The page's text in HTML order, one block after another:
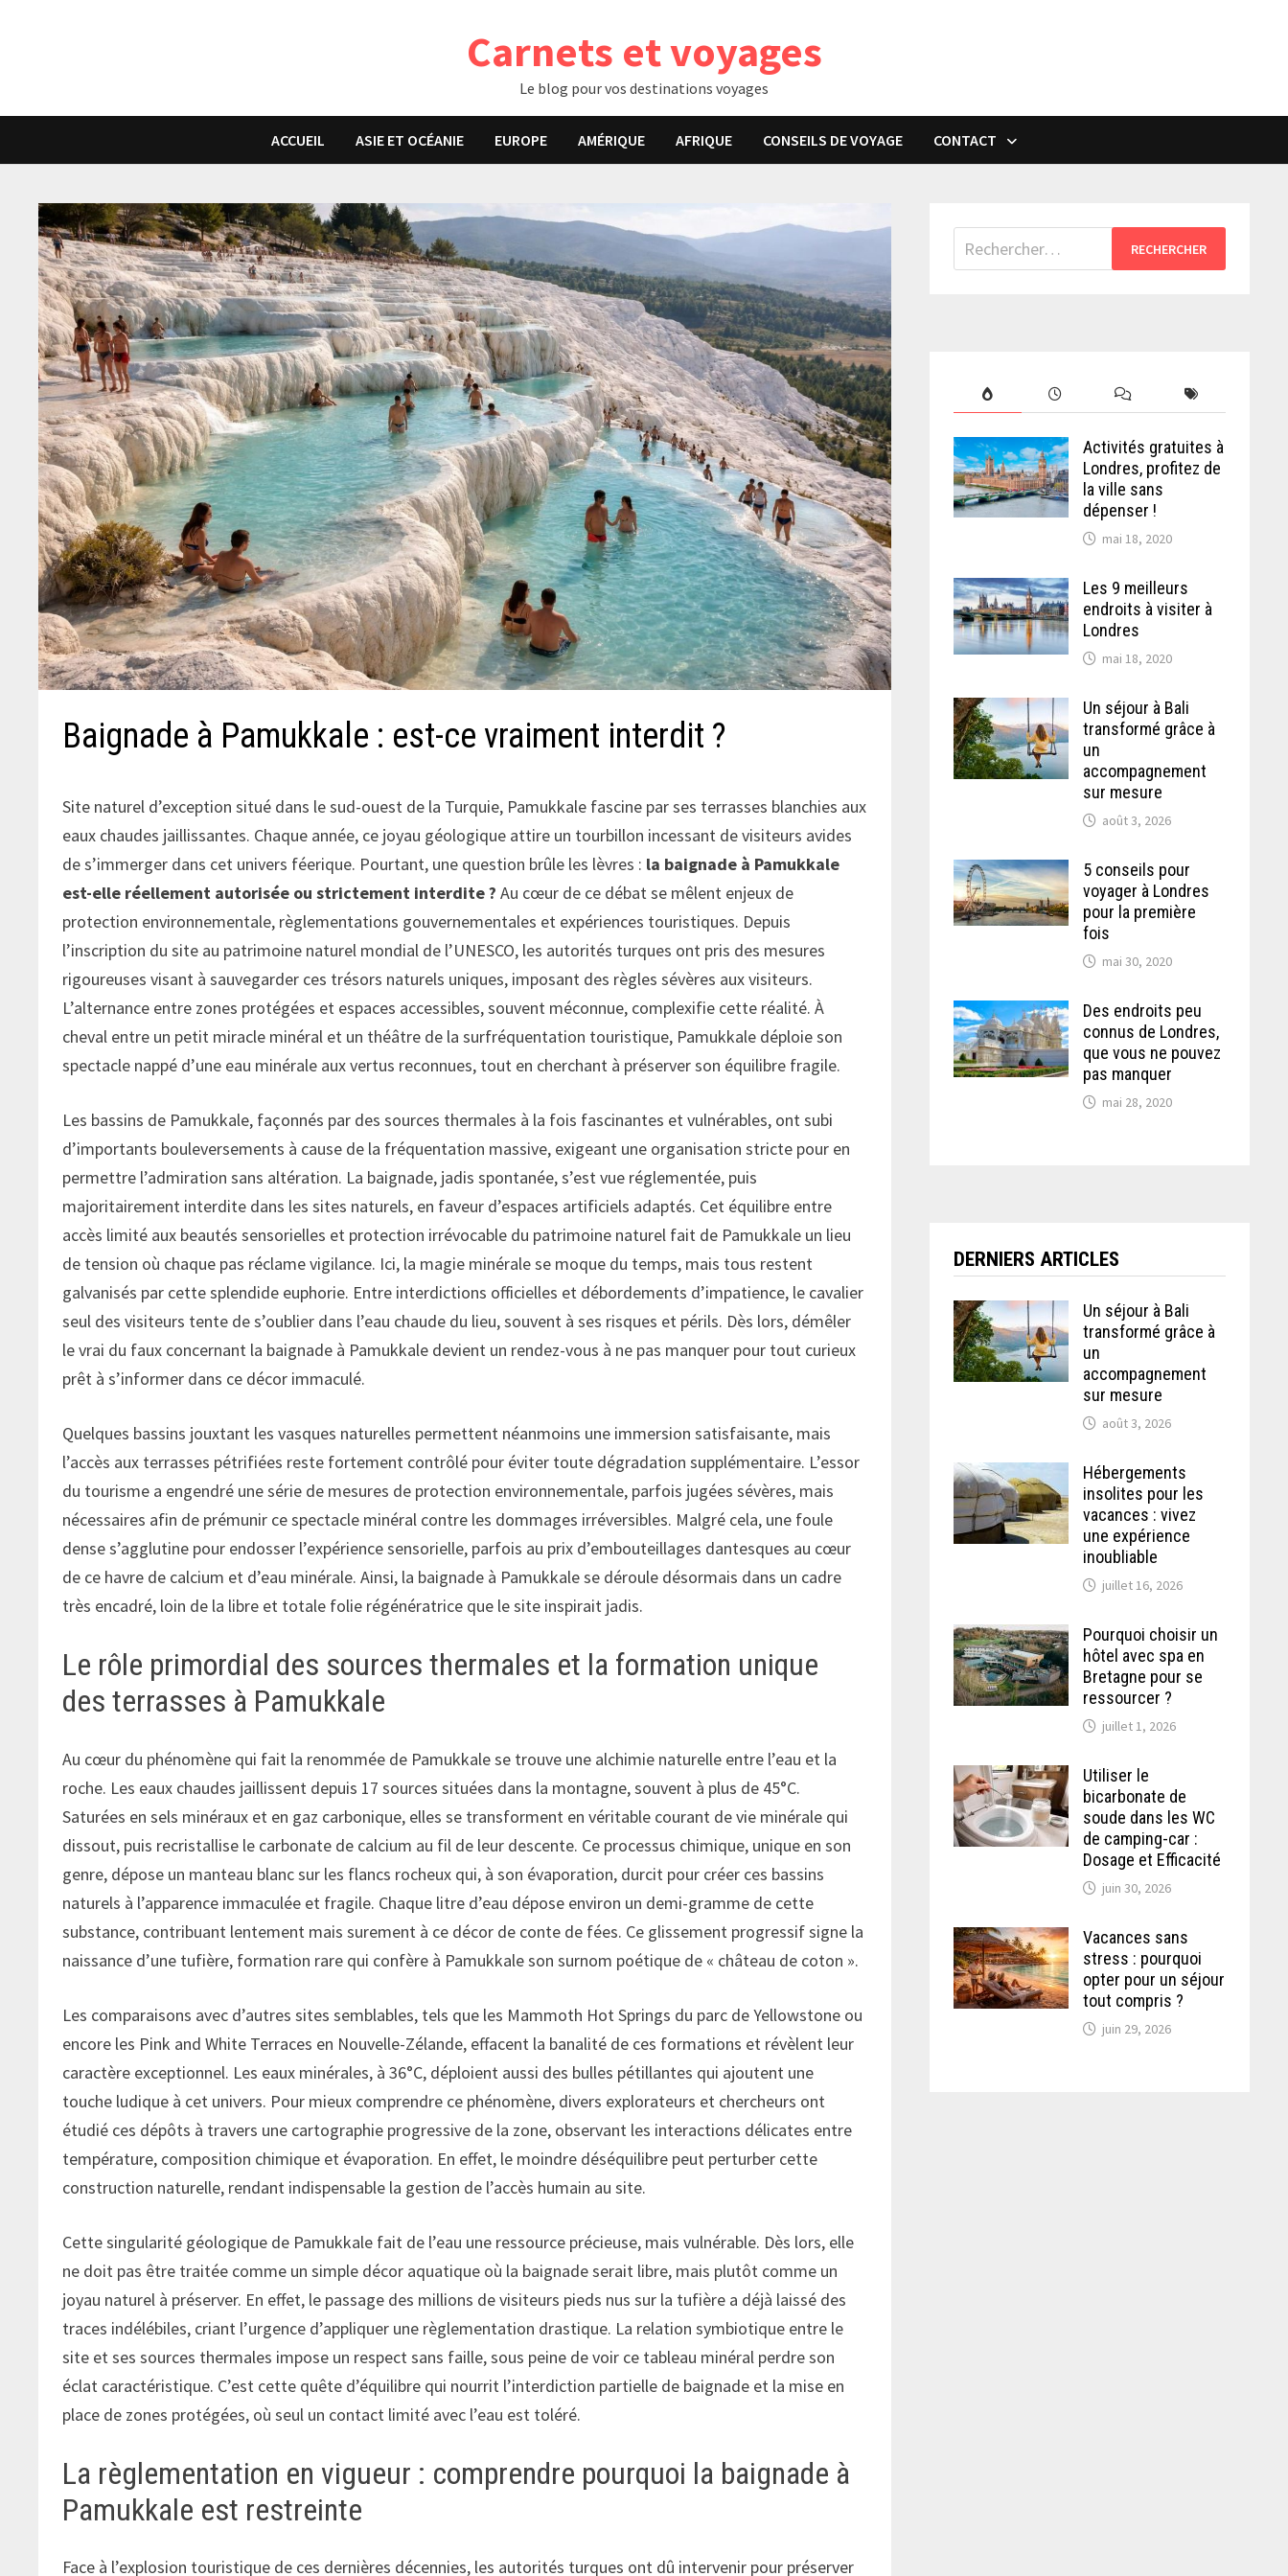
Carnets et voyages
Le blog pour vos destinations voyages
ACCUEIL ASIE ET OCÉANIE EUROPE AMÉRIQUE AFRIQUE CONSEILS DE VOYAGE CONTACT
Baignade à Pamukkale : est-ce vraiment interdit ?
Site naturel d’exception situé dans le sud-ouest de la Turquie, Pamukkale fascine par ses terrasses blanchies aux
eaux chaudes jaillissantes. Chaque année, ce joyau géologique attire un tourbillon incessant de visiteurs avides
de s’immerger dans cet univers féerique. Pourtant, une question brûle les lèvres : la baignade à Pamukkale
est-elle réellement autorisée ou strictement interdite ? Au cœur de ce débat se mêlent enjeux de
protection environnementale, règlementations gouvernementales et expériences touristiques. Depuis
l’inscription du site au patrimoine naturel mondial de l’UNESCO, les autorités turques ont pris des mesures
rigoureuses visant à sauvegarder ces trésors naturels uniques, imposant des règles sévères aux visiteurs.
L’alternance entre zones protégées et espaces accessibles, souvent méconnue, complexifie cette réalité. À
cheval entre un petit miracle minéral et un théâtre de la surfréquentation touristique, Pamukkale déploie son
spectacle nappé d’une eau minérale aux vertus reconnues, tout en cherchant à préserver son équilibre fragile.
Les bassins de Pamukkale, façonnés par des sources thermales à la fois fascinantes et vulnérables, ont subi
d’importants bouleversements à cause de la fréquentation massive, exigeant une organisation stricte pour en
permettre l’admiration sans altération. La baignade, jadis spontanée, s’est vue réglementée, puis
majoritairement interdite dans les sites naturels, en faveur d’espaces artificiels adaptés. Cet équilibre entre
accès limité aux beautés sensorielles et protection irrévocable du patrimoine naturel fait de Pamukkale un lieu
de tension où chaque pas réclame vigilance. Ici, la magie minérale se moque du temps, mais tous restent
galvanisés par cette splendide euphorie. Entre interdictions officielles et débordements d’impatience, le cavalier
seul des visiteurs tente de s’oublier dans l’eau chaude du lieu, souvent à ses risques et périls. Dès lors, démêler
le vrai du faux concernant la baignade à Pamukkale devient un rendez-vous à ne pas manquer pour tout curieux
prêt à s’informer dans ce décor immaculé.
Quelques bassins jouxtant les vasques naturelles permettent néanmoins une immersion satisfaisante, mais
l’accès aux terrasses pétrifiées reste fortement contrôlé pour éviter toute dégradation supplémentaire. L’essor
du tourisme a engendré une série de mesures de protection environnementale, parfois jugées sévères, mais
nécessaires afin de prémunir ce spectacle minéral contre les dommages irréversibles. Malgré cela, une foule
dense s’agglutine pour endosser l’expérience sensorielle, parfois au prix d’embouteillages dantesques au cœur
de ce havre de calcium et d’eau minérale. Ainsi, la baignade à Pamukkale se déroule désormais dans un cadre
très encadré, loin de la libre et totale folie régénératrice que le site inspirait jadis.
Le rôle primordial des sources thermales et la formation unique
des terrasses à Pamukkale
Au cœur du phénomène qui fait la renommée de Pamukkale se trouve une alchimie naturelle entre l’eau et la
roche. Les eaux chaudes jaillissent depuis 17 sources situées dans la montagne, souvent à plus de 45°C.
Saturées en sels minéraux et en gaz carbonique, elles se transforment en véritable courant de vie minérale qui
dissout, puis recristallise le carbonate de calcium au fil de leur descente. Ce processus chimique, unique en son
genre, dépose un manteau blanc sur les flancs rocheux qui, à son évaporation, durcit pour créer ces bassins
naturels à l’apparence immaculée et fragile. Chaque litre d’eau dépose environ un demi-gramme de cette
substance, contribuant lentement mais surement à ce décor de conte de fées. Ce glissement progressif signe la
naissance d’une tufière, formation rare qui confère à Pamukkale son surnom poétique de « château de coton ».
Les comparaisons avec d’autres sites semblables, tels que les Mammoth Hot Springs du parc de Yellowstone ou
encore les Pink and White Terraces en Nouvelle-Zélande, effacent la banalité de ces formations et révèlent leur
caractère exceptionnel. Les eaux minérales, à 36°C, déploient aussi des bulles pétillantes qui ajoutent une
touche ludique à cet univers. Pour mieux comprendre ce phénomène, divers explorateurs et chercheurs ont
étudié ces dépôts à travers une cartographie progressive de la zone, observant les interactions délicates entre
température, composition chimique et évaporation. En effet, le moindre déséquilibre peut perturber cette
construction naturelle, rendant indispensable la gestion de l’accès humain au site.
Cette singularité géologique de Pamukkale fait de l’eau une ressource précieuse, mais vulnérable. Dès lors, elle
ne doit pas être traitée comme un simple décor aquatique où la baignade serait libre, mais plutôt comme un
joyau naturel à préserver. En effet, le passage des millions de visiteurs pieds nus sur la tufière a déjà laissé des
traces indélébiles, criant l’urgence d’appliquer une règlementation drastique. La relation symbiotique entre le
site et ses sources thermales impose un respect sans faille, sous peine de voir ce tableau minéral perdre son
éclat caractéristique. C’est cette quête d’équilibre qui nourrit l’interdiction partielle de baignade et la mise en
place de zones protégées, où seul un contact limité avec l’eau est toléré.
La règlementation en vigueur : comprendre pourquoi la baignade à
Pamukkale est restreinte
Face à l’explosion touristique de ces dernières décennies, les autorités turques ont dû intervenir pour préserver
Rechercher :
Activités gratuites à
Londres, profitez de
la ville sans
dépenser !
mai 18, 2020
Les 9 meilleurs
endroits à visiter à
Londres
mai 18, 2020
Un séjour à Bali
transformé grâce à
un
accompagnement
sur mesure
août 3, 2026
5 conseils pour
voyager à Londres
pour la première
fois
mai 30, 2020
Des endroits peu
connus de Londres,
que vous ne pouvez
pas manquer
mai 28, 2020
DERNIERS ARTICLES
Un séjour à Bali
transformé grâce à
un
accompagnement
sur mesure
août 3, 2026
Hébergements
insolites pour les
vacances : vivez
une expérience
inoubliable
juillet 16, 2026
Pourquoi choisir un
hôtel avec spa en
Bretagne pour se
ressourcer ?
juillet 1, 2026
Utiliser le
bicarbonate de
soude dans les WC
de camping-car :
Dosage et Efficacité
juin 30, 2026
Vacances sans
stress : pourquoi
opter pour un séjour
tout compris ?
juin 29, 2026